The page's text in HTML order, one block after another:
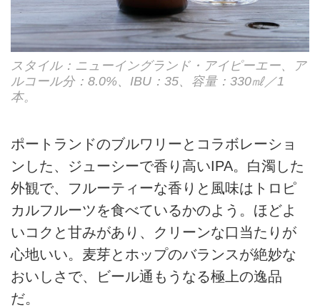
スタイル：ニューイングランド・アイピーエー、ア
ルコール分：8.0%、IBU：35、容量：330㎖／1
本。
ポートランドのブルワリーとコラボレーショ
ンした、ジューシーで香り高いIPA。白濁した
外観で、フルーティーな香りと風味はトロピ
カルフルーツを食べているかのよう。ほどよ
いコクと甘みがあり、クリーンな口当たりが
心地いい。麦芽とホップのバランスが絶妙な
おいしさで、ビール通もうなる極上の逸品
だ。